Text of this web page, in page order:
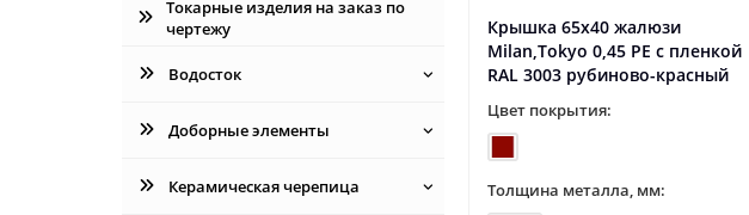
Токарные изделия на заказ по
чертежу
Водосток
Доборные элементы
Керамическая черепица
Крышка 65х40 жалюзи
Milan,Tokyo 0,45 PE с пленкой
RAL 3003 рубиново-красный
Цвет покрытия:
Толщина металла, мм: